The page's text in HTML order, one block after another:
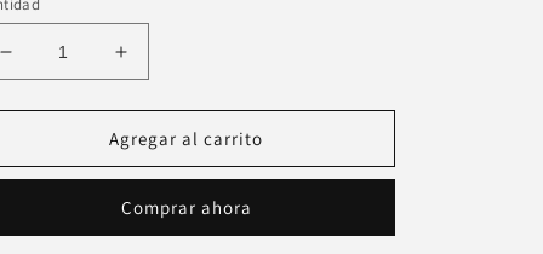
Reducir
cantidad
para
cadena
dije
Aumentar
cantidad
para
Choker
cadena
perla
dije
Agregar al carrito
Comprar ahora